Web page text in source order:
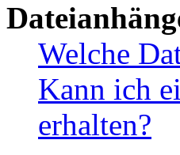
Welche
Kann ich
erhalten?